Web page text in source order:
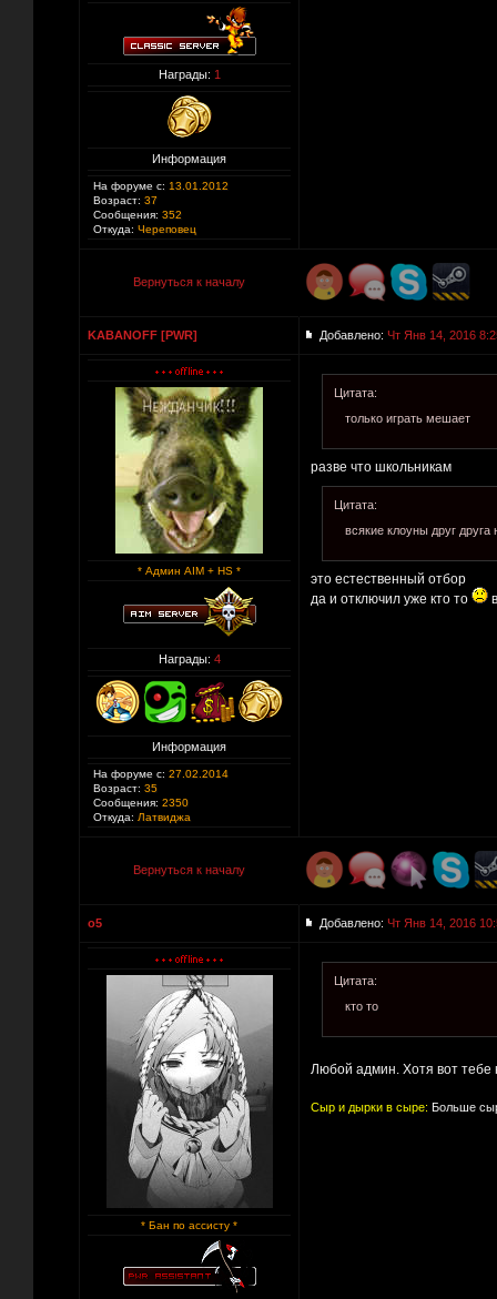
Награды: 1
Информация
На форуме с: 13.01.2012
Возраст: 37
Сообщения: 352
Откуда: Череповец
Вернуться к началу
KABANOFF [PWR] Добавлено: Чт Янв 14, 2016
* Админ AIM + HS *
Награды: 4
Информация
На форуме с: 27.02.2014
Возраст: 35
Сообщения: 2350
Откуда: Латвиджа
Цитата:
только играть мешает
разве что школьникам
Цитата:
всякие клоуны друг друга
это естественный отбор
да и отключил уже кто то
Вернуться к началу
o5 Добавлено: Чт Янв 14, 2016
* Бан по ассисту *
Цитата:
кто то
Любой админ. Хотя вот тебе
Сыр и дырки в сыре: Больше